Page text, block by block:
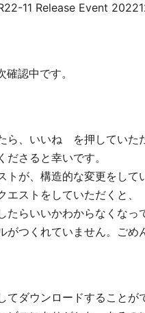
11 Release Event
確認中です。
ら、いいね を押していた
ださると幸いです。
トが、構造的な変更をして
エストをしていただくと、
たらいいかわからなくなっ
がつくれていません。ごめ
てダウンロードすることが